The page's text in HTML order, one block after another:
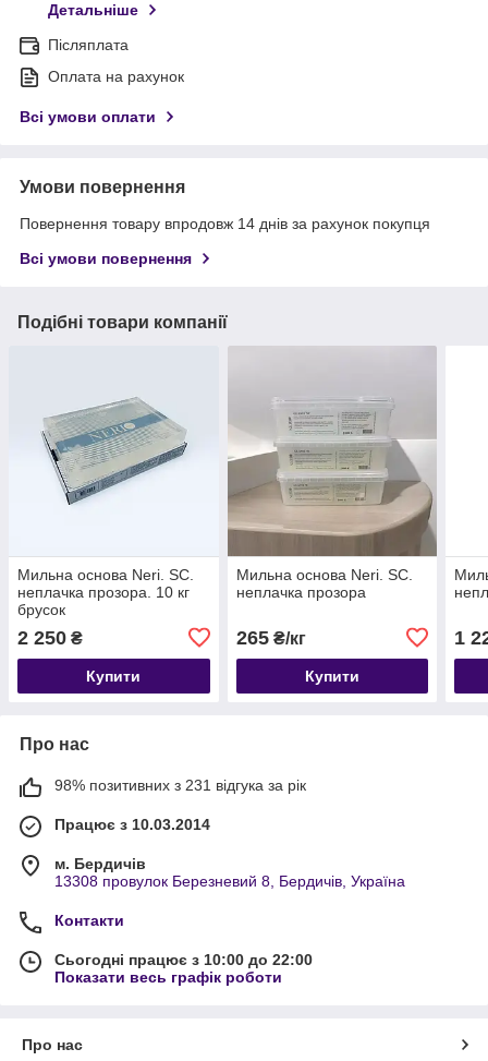
Детальніше
Післяплата
Оплата на рахунок
Всі умови оплати
Умови повернення
Повернення товару впродовж 14 днів за рахунок покупця
Всі умови повернення
Подібні товари компанії
Мильна основа Neri. SC.
неплачка прозора. 10 кг
брусок
2 250 ₴
Купити
Мильна основа Neri. SC.
неплачка прозора
265₴/кг
Купити
1
Про нас
98% позитивних з 231 відгука за рік
Працює з 10.03.2014
м. Бердичів
13308 провулок Березневий 8, Бердичів, Україна
Контакти
Сьогодні працює з 10:00 до 22:00
Показати весь графік роботи
Про нас